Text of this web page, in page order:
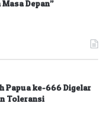
Depan”
Papua ke-666 Digelar
Toleransi